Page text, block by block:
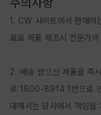
1. CW 사이트에서 판매하
료로 제품 제조시 전문가
2. 배송 받으신 제품을 즉
로 1800-8914 1번으로
대해서는 당사에서 책임